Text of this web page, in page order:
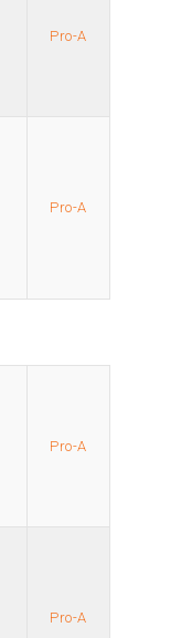
Pro-A
Pro-A
Pro-A
Pro-A